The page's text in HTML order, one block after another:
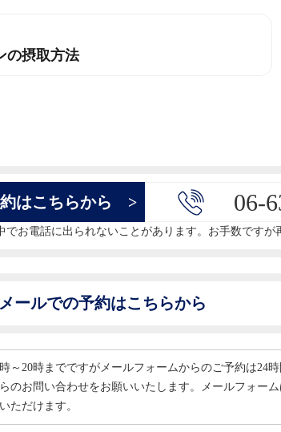
の摂取方法
はこちらから > 06-
でお電話に出られないことがあります。お手数です
メールでの予約はこちらから
～20時までですがメールフォームからのご予約は24
のお問い合わせをお願いいたします。メールフォー
ただけます。